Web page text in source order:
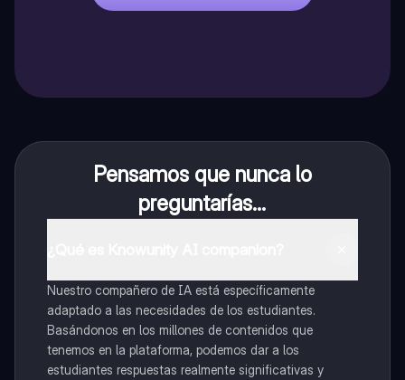
Pensamos que nunca lo
preguntarías...
Nuestro compañero de IA está específicamente
adaptado a las necesidades de los estudiantes.
Basándonos en los millones de contenidos que
tenemos en la plataforma, podemos dar a los
estudiantes respuestas realmente significativas y